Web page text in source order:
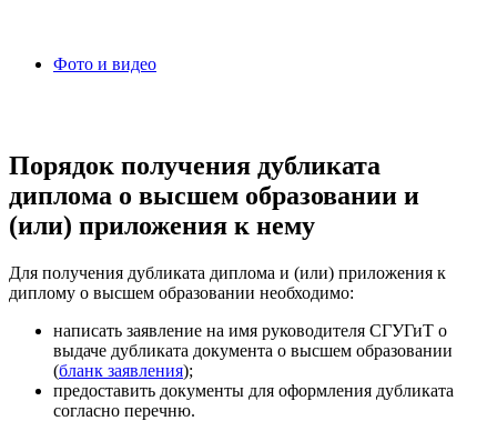
Фото и видео
Порядок получения дубликата
диплома о высшем образовании и
(или) приложения к нему
Для получения дубликата диплома и (или) приложения к
диплому о высшем образовании необходимо:
написать заявление на имя руководителя СГУГиТ о
выдаче дубликата документа о высшем образовании
(бланк заявления);
предоставить документы для оформления дубликата
согласно перечню.